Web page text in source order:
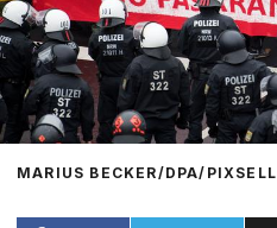
MARIUS BECKER/DPA/PIXSELL